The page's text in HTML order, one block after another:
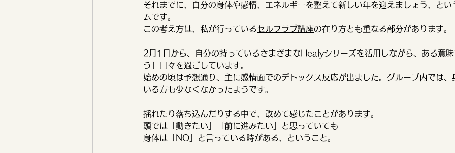
セルフラブ講座
チャネリングメッセージ 易経
それまでに、自分の身体や感情、エネルギーを整えて新しい年を迎えましょう、とい
ムです。
この考え方は、私が行っているセルフラブ講座の在り方とも重なる部分があります。
2月1日から、自分の持っているさまざまなHealyシリーズを活用しながら、ある意
う」日々を過ごしています。
始めの頃は予想通り、主に感情面でのデトックス反応が出ました。グループ内では、
いる方も少なくなかったようです。
揺れたり落ち込んだりする中で、改めて感じたことがあります。
頭では「動きたい」「前に進みたい」と思っていても
身体は「NO」と言っている時がある、ということ。